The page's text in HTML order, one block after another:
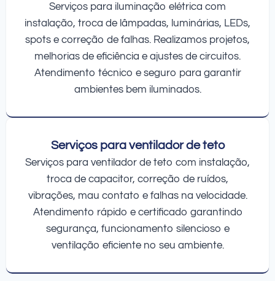
Serviços para iluminação elétrica com
instalação, troca de lâmpadas, luminárias, LEDs,
spots e correção de falhas. Realizamos projetos,
melhorias de eficiência e ajustes de circuitos.
Atendimento técnico e seguro para garantir
ambientes bem iluminados.
Serviços para ventilador de teto
Serviços para ventilador de teto com instalação,
troca de capacitor, correção de ruídos,
vibrações, mau contato e falhas na velocidade.
Atendimento rápido e certificado garantindo
segurança, funcionamento silencioso e
ventilação eficiente no seu ambiente.